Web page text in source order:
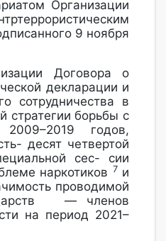
Организации
9 ноября
Договора о
декларации и
сотрудничества в
стратегии борьбы с
годов,
десят четвертой
сес- сии
наркотиков 7 и
проводимой
— членов
на период 2021–